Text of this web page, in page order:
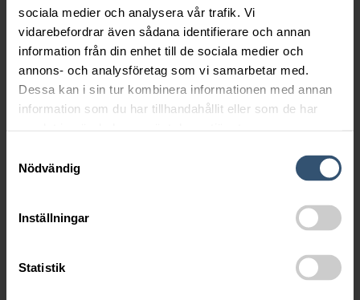
sociala medier och analysera vår trafik. Vi
vidarebefordrar även sådana identifierare och annan
information från din enhet till de sociala medier och
annons- och analysföretag som vi samarbetar med.
Dessa kan i sin tur kombinera informationen med annan
information som du har tillhandahållit eller som de har
Nödvändig
Inställningar
Statistik